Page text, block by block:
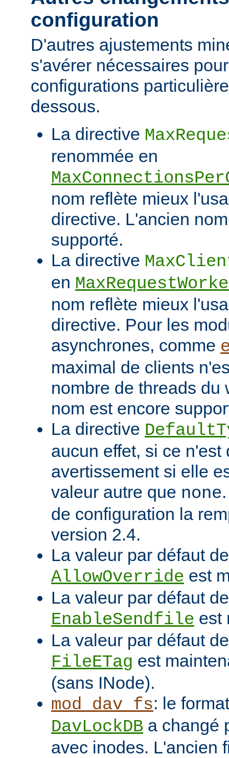
configuration
D'autres ajustements
s'avérer nécessaires
configurations
dessous.
La directive
renommée en
nom reflète mieux
directive. L'ancien
supporté.
La directive
en
nom reflète mieux
directive. Pour les
asynchrones, comme
maximal de clients
nombre de threads du
nom est encore
La directive
aucun effet, si ce n'est
avertissement si elle
valeur autre que none
de configuration la
version 2.4.
La valeur par défaut
AllowOverride est
La valeur par défaut
EnableSendfile est
La valeur par défaut
FileETag est
(sans INode).
mod_dav_fs: le
DavLockDB a changé
avec inodes. L'ancien